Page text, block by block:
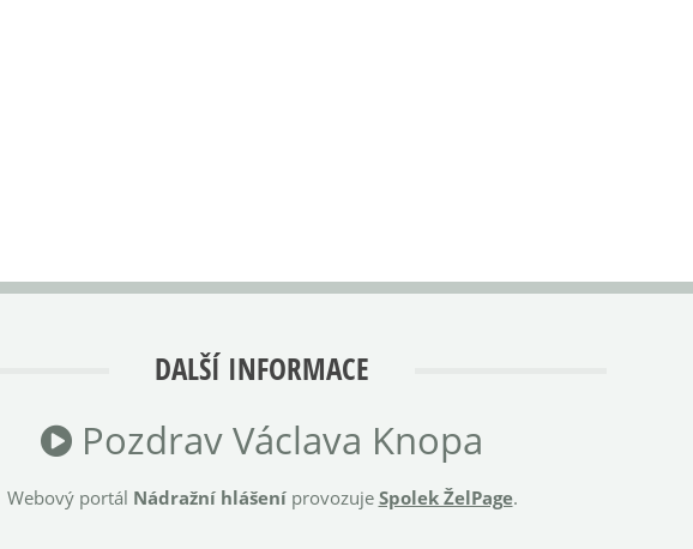
DALŠÍ INFORMACE
Pozdrav Václava Knopa
Webový portál Nádražní hlášeníprovozuje Spolek ŽelPage.